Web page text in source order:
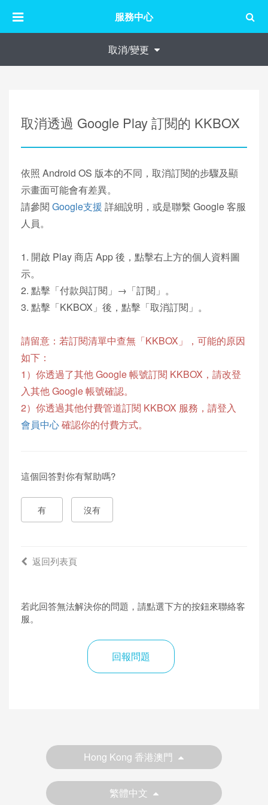
服務中心
取消/變更
取消透過 Google Play 訂閱的 KKBOX
依照 Android OS 版本的不同，取消訂閱的步驟及顯
示畫面可能會有差異。
請參閱 Google支援 詳細說明，或是聯繫 Google 客服
人員。
1. 開啟 Play 商店 App 後，點擊右上方的個人資料圖
示。
2. 點擊「付款與訂閱」→「訂閱」。
3. 點擊「KKBOX」後，點擊「取消訂閱」。
請留意：若訂閱清單中查無「KKBOX」，可能的原因
如下：
1）你透過了其他 Google 帳號訂閱 KKBOX，請改登
入其他 Google 帳號確認。
2）你透過其他付費管道訂閱 KKBOX 服務，請登入
會員中心確認你的付費方式。
這個回答對你有幫助嗎?
有 沒有
返回列表頁
若此回答無法解決你的問題，請點選下方的按鈕來聯絡客
服。
回報問題
Hong Kong 香港澳門
繁體中文